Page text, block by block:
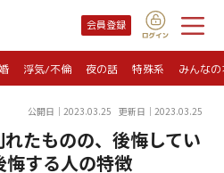
会員登録
浮気/不倫 夜の話 特殊系 みんな
公開日｜2023.03.25 更新日｜2023.03.25
たものの、後悔してい
する人の特徴